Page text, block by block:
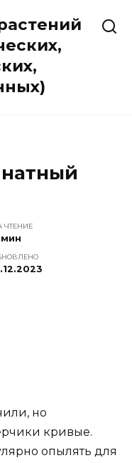
ЧТЕНИЕ
мин
но
кривые.
опылять для